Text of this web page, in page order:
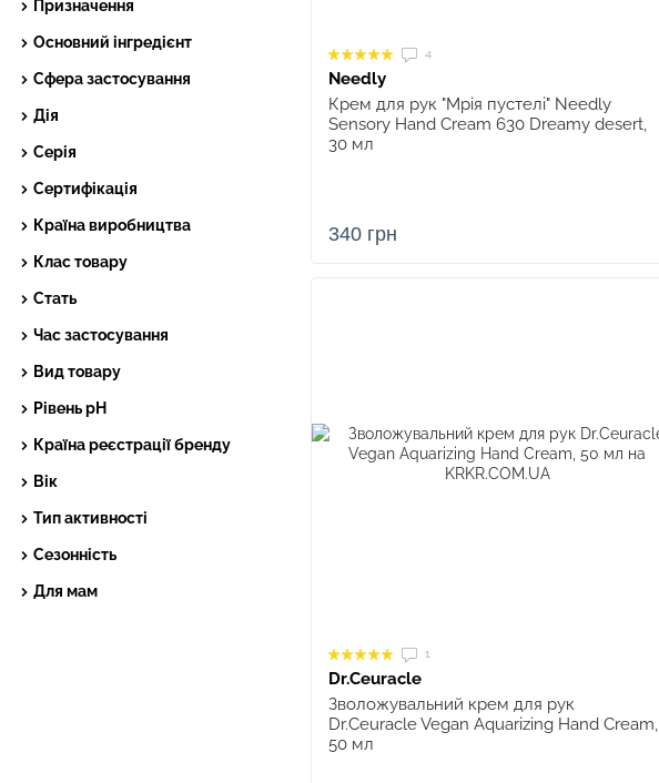
4
Needly
Крем для рук "Мрія пустелі" Needly
Sensory Hand Cream 630 Dreamy desert,
30 мл
340 грн
1
Dr.Ceuracle
Зволожувальний крем для рук
Dr.Ceuracle Vegan Aquarizing Hand Cream,
50 мл
Призначення
Основний інгредієнт
Сфера застосування
Дія
Серія
Сертифікація
Країна виробництва
Клас товару
Стать
Час застосування
Вид товару
Рівень рН
Країна реєстрації бренду
Вік
Тип активності
Сезонність
Для мам